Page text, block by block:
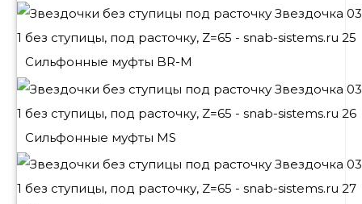
Сильфонные муфты BR-M
Сильфонные муфты MS